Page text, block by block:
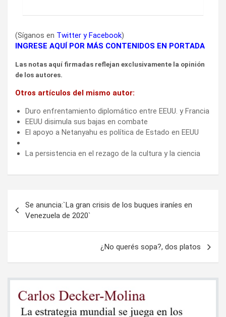
(Síganos en Twitter yFacebook)
INGRESE AQUÍ POR MÁS CONTENIDOS EN PORTADA
Las notas aquí firmadas reflejan exclusivamente la opinión
de los autores.
Otros artículos del mismo autor:
Duro enfrentamiento diplomático entre EEUU. y Francia
EEUU disimula sus bajas en combate
El apoyo a Netanyahu es política de Estado en EEUU
La persistencia en el rezago de la cultura y la ciencia
de
entradas
Se anuncia:`La gran crisis de los buques iraníes en
Venezuela de 2020`
¿No querés sopa?, dos platos